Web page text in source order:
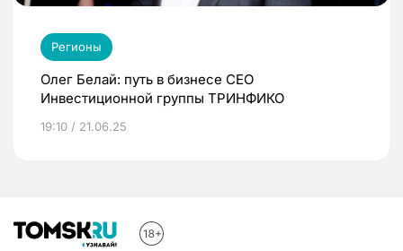
Регионы
Олег Белай: путь в бизнесе CEO
Инвестиционной группы ТРИНФИКО
19:10 / 21.06.25